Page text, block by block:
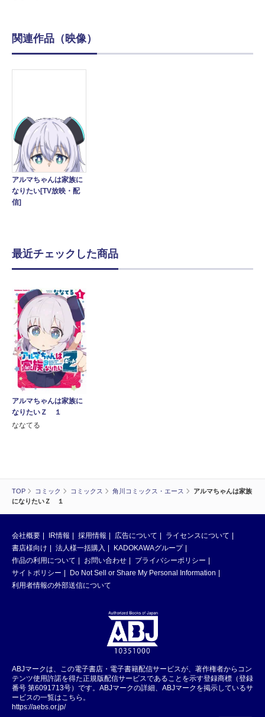
TOP コミック コミックス 角川コミックス・エース
アルマちゃんは家族
になりたいＺ １
関連作品（映像）
アルマちゃんは家族に
なりたい[TV放映・配
信]
最近チェックした商品
アルマちゃんは家族に
なりたいＺ １
ななてる
会社概要 IR情報 採用情報 広告について
ライセンスについて
書店様向け
法人様一括購入
KADOKAWAグループ
作品の利用について
お問い合わせ
プライバシーポリシー
サイトポリシー
Do Not Sell or Share My Personal Information
利用者情報の外部送信について
ABJマークは、この電子書店・電子書籍配信サービスが、著作権者からコン
テンツ使用許諾を得た正規版配信サービスであることを示す登録商標（登録
番号 第6091713号）です。ABJマークの詳細、ABJマークを掲示しているサ
ービスの一覧はこちら。
https://aebs.or.jp/